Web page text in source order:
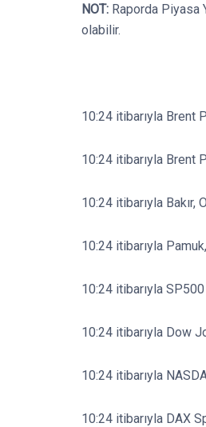
NOT: Raporda Piyasa
olabilir.
10:24 itibarıyla Brent
10:24 itibarıyla Brent
10:24 itibarıyla
10:24 itibarıyla
10:24 itibarıyla
10:24 itibarıyla Dow
10:24 itibarıyla
10:24 itibarıyla DAX